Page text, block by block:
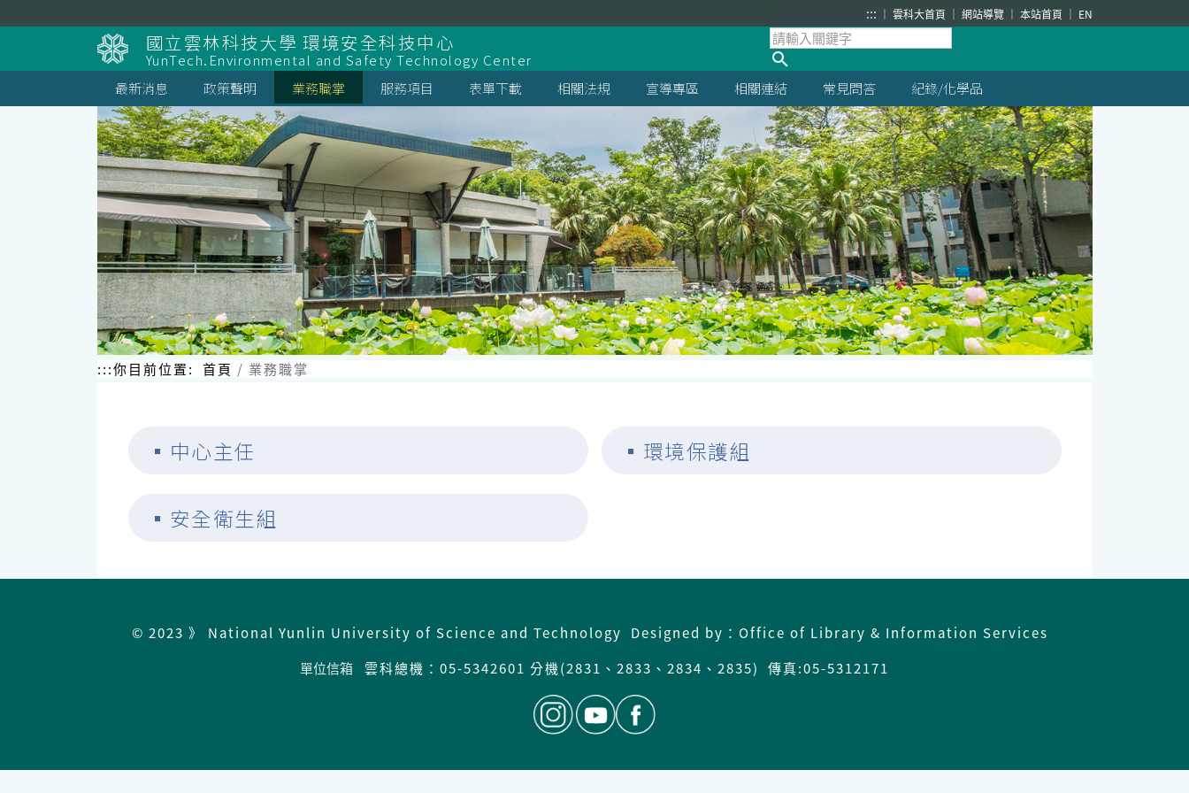
到
主
要
內
容
區
塊
::: 雲科大首頁 網站導覽 本站首頁 EN
國立雲林科技大學 環境安全科技中心
YunTech.Environmental and Safety Technology Center
最新消息
政策聲明 業務職掌 服務項目 表單下載 相關法規 宣導專區 相關連結 常見問答 紀錄/化學品
:::你目前位置: 首頁 業務職掌
▪ 中心主任 ▪ 環境保護組
▪ 安全衛生組
© 2023 》 National Yunlin University of Science and Technology Designed by：Office of Library & Information Services
單位信箱
雲科總機：05-5342601 分機(2831、2833、2834、2835) 傳真:05-5312171